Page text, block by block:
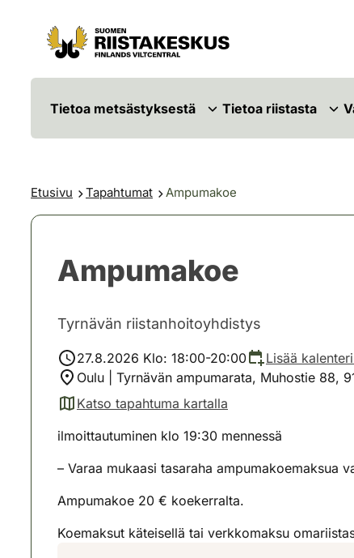
Siirry sisältöön
Siirry sivustokarttaan
Tietoa metsästyksestä Tietoa riistasta
Etusivu Tapahtumat Ampumakoe
Ampumakoe
Tyrnävän riistanhoitoyhdistys
27.8.2026 Klo: 18:00-20:00
Lisää
Oulu | Tyrnävän ampumarata, Muhostie 88,
Katso tapahtuma kartalla
(avautuu uuteen välilehteen)
ilmoittautuminen klo 19:30 mennessä
– Varaa mukaasi tasaraha ampumakoemaksua
Ampumakoe 20 € koekerralta.
Koemaksut käteisellä tai verkkomaksu